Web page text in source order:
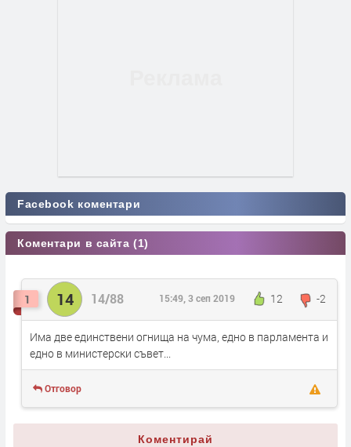
Facebook коментари
Коментари в сайта (1)
1 14 14/88 12 -2
15:49, 3 сеп 2019
Има две единствени огнища на чума, едно в парламента и
едно в министерски съвет...
Отговор
Коментирай